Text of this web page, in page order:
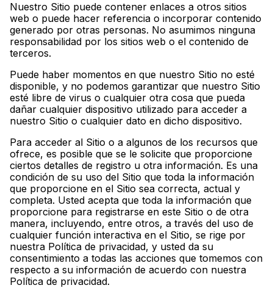
Nuestro Sitio puede contener enlaces a otros sitios
web o puede hacer referencia o incorporar contenido
generado por otras personas. No asumimos ninguna
responsabilidad por los sitios web o el contenido de
terceros.
Puede haber momentos en que nuestro Sitio no esté
disponible, y no podemos garantizar que nuestro Sitio
esté libre de virus o cualquier otra cosa que pueda
dañar cualquier dispositivo utilizado para acceder a
nuestro Sitio o cualquier dato en dicho dispositivo.
Para acceder al Sitio o a algunos de los recursos que
ofrece, es posible que se le solicite que proporcione
ciertos detalles de registro u otra información. Es una
condición de su uso del Sitio que toda la información
que proporcione en el Sitio sea correcta, actual y
completa. Usted acepta que toda la información que
proporcione para registrarse en este Sitio o de otra
manera, incluyendo, entre otros, a través del uso de
cualquier función interactiva en el Sitio, se rige por
nuestra Política de privacidad, y usted da su
consentimiento a todas las acciones que tomemos con
respecto a su información de acuerdo con nuestra
Política de privacidad.